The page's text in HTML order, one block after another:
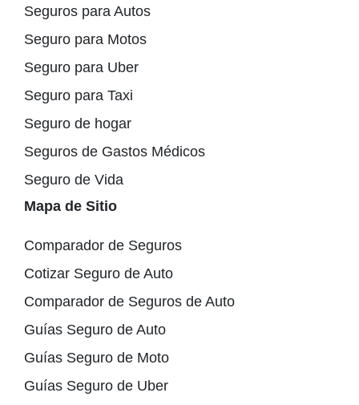
Seguros para Autos
Seguro para Motos
Seguro para Uber
Seguro para Taxi
Seguro de hogar
Seguros de Gastos Médicos
Seguro de Vida
Mapa de Sitio
Comparador de Seguros
Cotizar Seguro de Auto
Comparador de Seguros de Auto
Guías Seguro de Auto
Guías Seguro de Moto
Guías Seguro de Uber